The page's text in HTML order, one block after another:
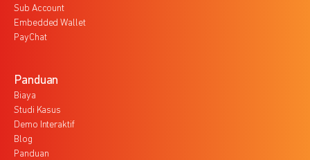
Sub Account
Embedded Wallet
PayChat
Panduan
Biaya
Studi Kasus
Demo Interaktif
Blog
Panduan